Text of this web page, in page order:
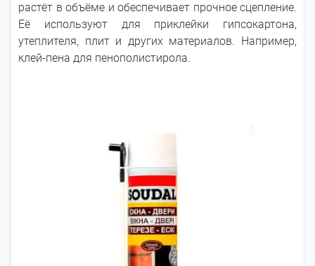
растёт в объёме и обеспечивает прочное сцепление.
Её используют для приклейки гипсокартона,
утеплителя, плит и других материалов. Например,
клей-пена для пенополистирола.